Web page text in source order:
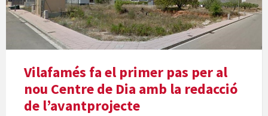
Vilafamés fa el primer pas per al
nou Centre de Dia amb la redacció
de l’avantprojecte